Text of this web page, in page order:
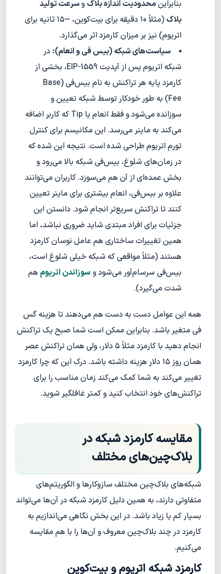
بنابراینمحدودیت اندازه بلاک وسرعت تولید
بلاک
(مثلاً ۱۰ دقیقه برای بیت‌کوین، ~۱۵ ثانیه برای
اتریوم) نیز بر میزان کارمزد اثر می‌گذارد.
سیاست‌های شبکه (بیس فی و انعام): در
شبکه اتریوم پس از آپدیت EIP-1559، بخشی از
کارمزد پایه هر تراکنش به نام بیس‌فی (Base
Fee) به طور خودکار توسط شبکه تعیین و
سوزانده می‌شود و فقط انعام یا Tip که کاربر اضافه
می‌کند به ماینر می‌رسد. این مکانیسم برای کنترل
تورم اتریوم طراحی شده است. نتیجه این شده که
در زمان‌های شلوغ، بیس‌فی شبکه بالا می‌رود و
بخش عمده‌ای از آن هم می‌سوزد. کاربران می‌توانند
علاوه بر بیس‌فی، انعام بیشتری برای ماینر تعیین
کنند تا تراکنش سریع‌تر انجام شود. دانستن این
جزئیات برای افراد مبتدی شاید ضروری نباشد، اما
همین تغییرات ساختاری هم عامل نوسان کارمزد
هستند (مثلاً مواقعی که شبکه خیلی شلوغ است،
بیس‌فی سرسام‌آور می‌شود و سوزاندن اتریوم هم
شدت می‌گیرد).
همه این عوامل دست به دست هم می‌دهند تا هزینه گس
فی متغیر باشد. بنابراین ممکن است شما صبح یک تراکنش
انجام دهید با کارمزد مثلاً ۵ دلار، ولی همان تراکنش عصر
همان روز ۱۵ دلار هزینه داشته باشد. درک این که چرا کارمزد
تغییر می‌کند به شما کمک می‌کند زمان مناسب را برای
تراکنش‌های خود انتخاب کنید و کمتر غافلگیر شوید.
مقایسه کارمزد شبکه در
بلاک‌چین‌های مختلف
شبکه‌های بلاک‌چین مختلف سازوکارها و الگوریتم‌های
متفاوتی دارند، به همین دلیل کارمزد شبکه در آن‌ها می‌تواند
بسیار کم یا زیاد باشد. در این بخش نگاهی می‌اندازیم به
کارمزد در چند بلاک‌چین معروف و آن‌ها را با هم مقایسه
می‌کنیم.
کارمزد شبکه اتریوم و بیت‌کوین